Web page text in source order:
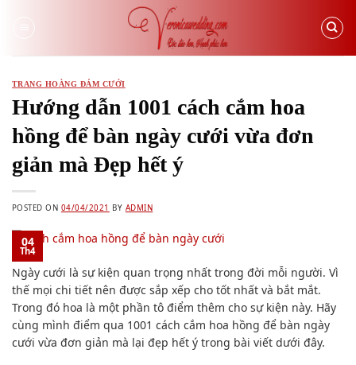
TRANG HOÀNG ĐÁM CƯỚI
Hướng dẫn 1001 cách cắm hoa
hồng để bàn ngày cưới vừa đơn
giản mà Đẹp hết ý
POSTED ON 04/04/2021 BY ADMIN
04
Th4
Ngày cưới là sự kiện quan trọng nhất trong đời mỗi người. Vì
thế mọi chi tiết nên được sắp xếp cho tốt nhất và bắt mắt.
Trong đó hoa là một phần tô điểm thêm cho sự kiện này. Hãy
cùng mình điểm qua 1001 cách cắm hoa hồng để bàn ngày
cưới vừa đơn giản mà lại đẹp hết ý trong bài viết dưới đây.